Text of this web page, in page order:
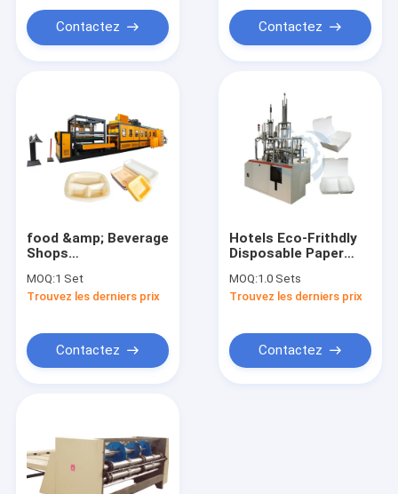
A propos de nous
Contactez Contactez
food &amp; Beverage
Shops
Disposable
Styrofoam Plastic
Production Line
MOQ:1 Set
Trouvez les derniers prix
Contactez
Hotels Eco-Frithdly
Disposable Paper
Making Machine
MOQ:1.0 Sets
Trouvez les derniers prix
Contactez